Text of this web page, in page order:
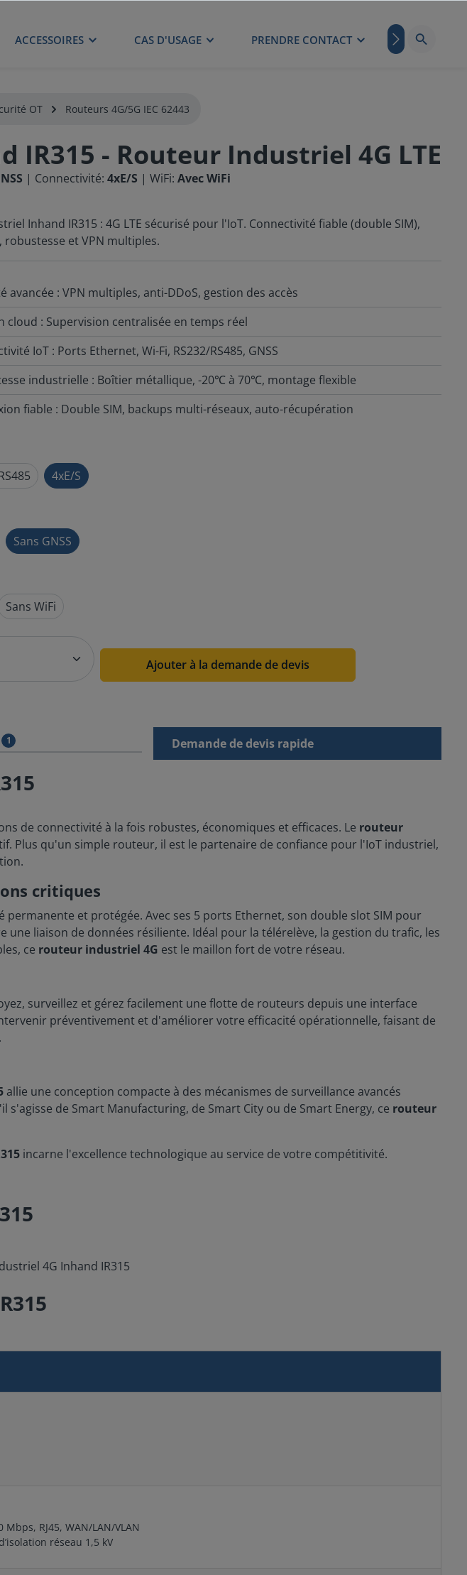
ACCESSOIRES CAS D'USAGE PRENDRE CONTACT BLOG
OT Routeurs 4G/5G IEC 62443
IR315 - Routeur Industriel 4G LTE
| Connectivité: 4xE/S | WiFi: Avec WiFi
Inhand IR315 : 4G LTE sécurisé pour l'IoT. Connectivité fiable (double SIM),
robustesse et VPN multiples.
avancée : VPN multiples, anti-DDoS, gestion des accès
cloud : Supervision centralisée en temps réel
IoT : Ports Ethernet, Wi-Fi, RS232/RS485, GNSS
industrielle : Boîtier métallique, -20℃ à 70℃, montage flexible
fiable : Double SIM, backups multi-réseaux, auto-récupération
4xE/S
Sans GNSS
Sans WiFi
Ajouter à la demande de devis
1 Demande de devis rapide
de connectivité à la fois robustes, économiques et efficaces. Le routeur
Plus qu'un simple routeur, il est le partenaire de confiance pour l'IoT industriel,
critiques
et protégée. Avec ses 5 ports Ethernet, son double slot SIM pour
liaison de données résiliente. Idéal pour la télérelève, la gestion du trafic, les
ce routeur industriel 4G est le maillon fort de votre réseau.
surveillez et gérez facilement une flotte de routeurs depuis une interface
préventivement et d'améliorer votre efficacité opérationnelle, faisant de
allie une conception compacte à des mécanismes de surveillance avancés
de Smart Manufacturing, de Smart City ou de Smart Energy, ce routeur
incarne l'excellence technologique au service de votre compétitivité.
RJ45, WAN/LAN/VLAN
réseau 1,5 kV